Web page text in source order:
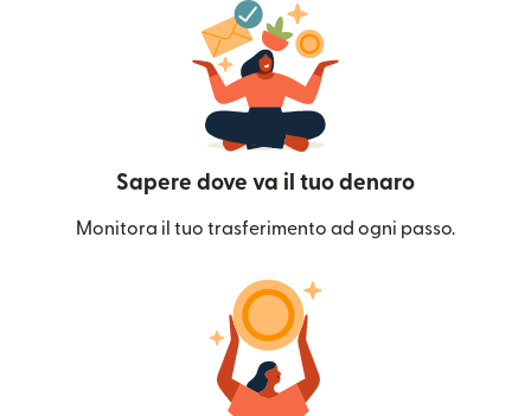
Sapere dove va il tuo denaro
Monitora il tuo trasferimento ad ogni passo.